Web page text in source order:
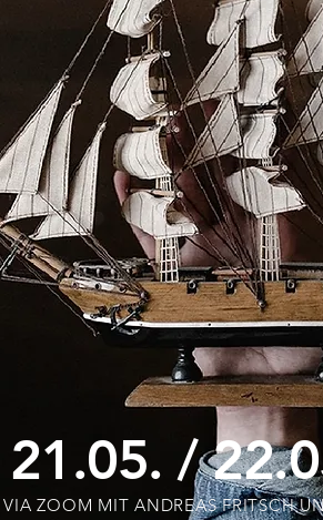
21.05. /
VIA ZOOM MIT ANDREAS FRITSCH